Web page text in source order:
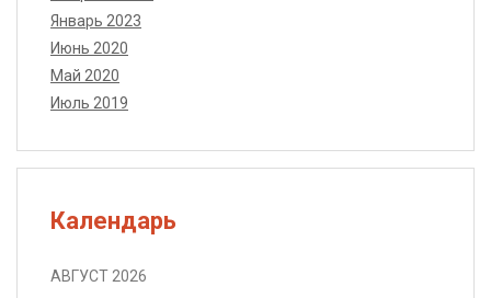
Январь 2023
Июнь 2020
Май 2020
Июль 2019
Календарь
АВГУСТ 2026